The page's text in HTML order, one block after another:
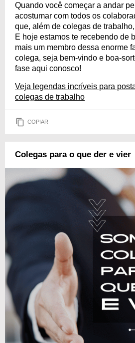
Quando você começar a andar
acostumar com todos os
que, além de colegas de
E hoje estamos te recebendo de
mais um membro dessa enorme
colega, seja bem-vindo e boa-
fase aqui conosco!
Veja legendas incríveis para
colegas de trabalho
COPIAR
Colegas para o que der e vier